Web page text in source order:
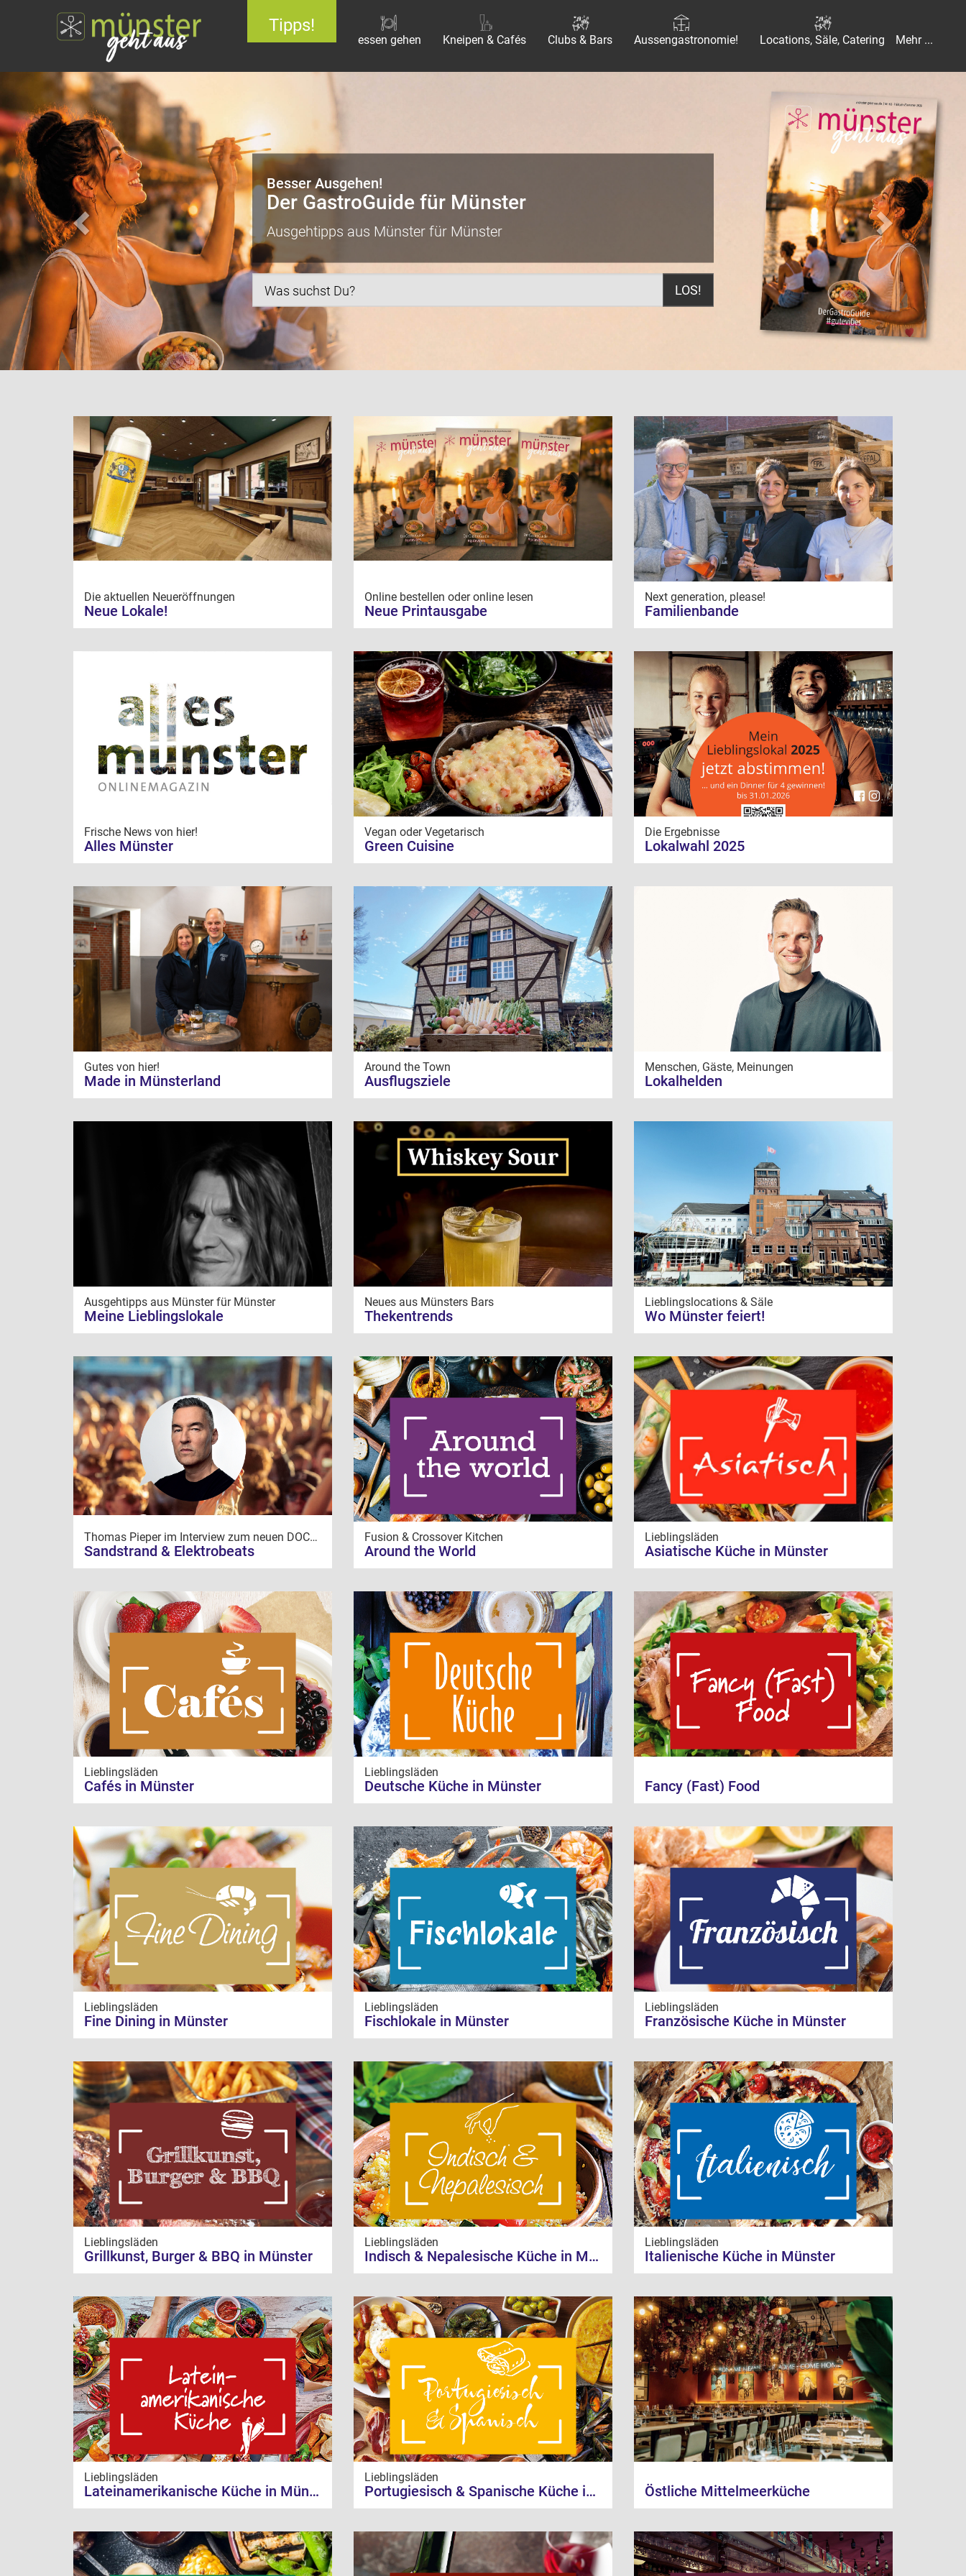
Tipps!
essen gehen Kneipen & Cafés Clubs & Bars Aussengastronomie! Locations, Säle, Catering Mehr ...
Besser Ausgehen!
Der GastroGuide für Münster
Ausgehtipps aus Münster für Münster
LOS!
zurück vor
Die aktuellen Neueröffnungen
Neue Lokale!
Online bestellen oder online lesen
Neue Printausgabe
Next generation, please!
Familienbande
Frische News von hier!
Alles Münster
Vegan oder Vegetarisch
Green Cuisine
Die Ergebnisse
Lokalwahl 2025
Gutes von hier!
Made in Münsterland
Around the Town
Ausflugsziele
Menschen, Gäste, Meinungen
Lokalhelden
Ausgehtipps aus Münster für Münster
Meine Lieblingslokale
Neues aus Münsters Bars
Thekentrends
Lieblingslocations & Säle
Wo Münster feiert!
Thomas Pieper im Interview zum neuen DOCKLAND
Sandstrand & Elektrobeats
Fusion & Crossover Kitchen
Around the World
Lieblingsläden
Asiatische Küche in Münster
Lieblingsläden
Cafés in Münster
Lieblingsläden
Deutsche Küche in Münster Fancy (Fast) Food
Lieblingsläden
Fine Dining in Münster
Lieblingsläden
Fischlokale in Münster
Lieblingsläden
Französische Küche in Münster
Lieblingsläden
Grillkunst, Burger & BBQ in Münster
Lieblingsläden
Indisch & Nepalesische Küche in Münster
Lieblingsläden
Italienische Küche in Münster
Lieblingsläden
Lateinamerikanische Küche in Münster
Lieblingsläden
Portugiesisch & Spanische Küche in Münster Östliche Mittelmeerküche